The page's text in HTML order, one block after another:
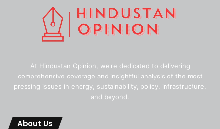
At Hindustan Opinion, we're dedicated to delivering
comprehensive coverage and insightful analysis of the most
pressing issues in energy, sustainability, policy, infrastructure,
and beyond.
About Us